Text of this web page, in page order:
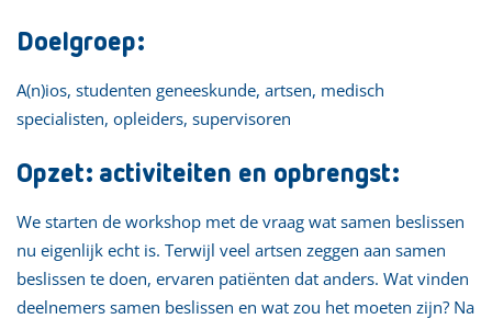
Doelgroep:
A(n)ios, studenten geneeskunde, artsen, medisch
specialisten, opleiders, supervisoren
Opzet: activiteiten en opbrengst:
We starten de workshop met de vraag wat samen beslissen
nu eigenlijk echt is. Terwijl veel artsen zeggen aan samen
beslissen te doen, ervaren patiënten dat anders. Wat vinden
deelnemers samen beslissen en wat zou het moeten zijn? Na